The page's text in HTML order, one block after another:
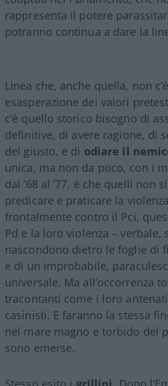
rappresenta il potere
potranno continua a dare la
Linea che, anche quella, non
esasperazione dei valori
c’è quello storico bisogno di
definitive, di avere ragione, di
del giusto, e di odiare il
unica, ma non da poco, con i
dal ’68 al ’77, è che quelli non
predicare e praticare la
frontalmente contro il Pci,
Pd e la loro violenza – verbale,
nascondono dietro le foglie di
e di un improbabile,
universale. Ma all’occorrenza
tracontanti come i loro
casinisti. E faranno la stessa
nel mare magno e torbido del
sono emerse.